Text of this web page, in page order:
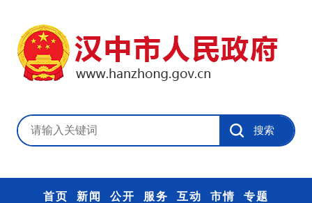
首页 新闻 公开 服务 互动 市情 专题